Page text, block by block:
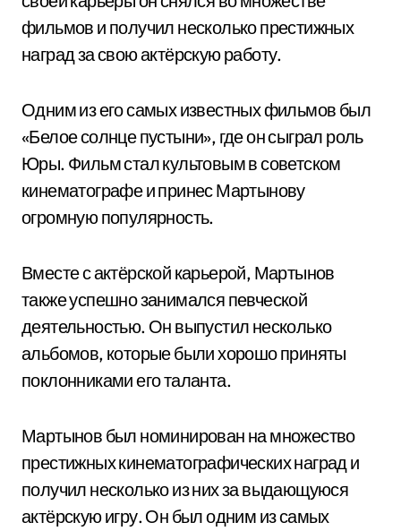
фильмов и получил несколько престижных
наград за свою актёрскую работу.
Одним из его самых известных фильмов был
«Белое солнце пустыни», где он сыграл роль
Юры. Фильм стал культовым в советском
кинематографе и принес Мартынову
огромную популярность.
Вместе с актёрской карьерой, Мартынов
также успешно занимался певческой
деятельностью. Он выпустил несколько
альбомов, которые были хорошо приняты
поклонниками его таланта.
Мартынов был номинирован на множество
престижных кинематографических наград и
получил несколько из них за выдающуюся
актёрскую игру. Он был одним из самых